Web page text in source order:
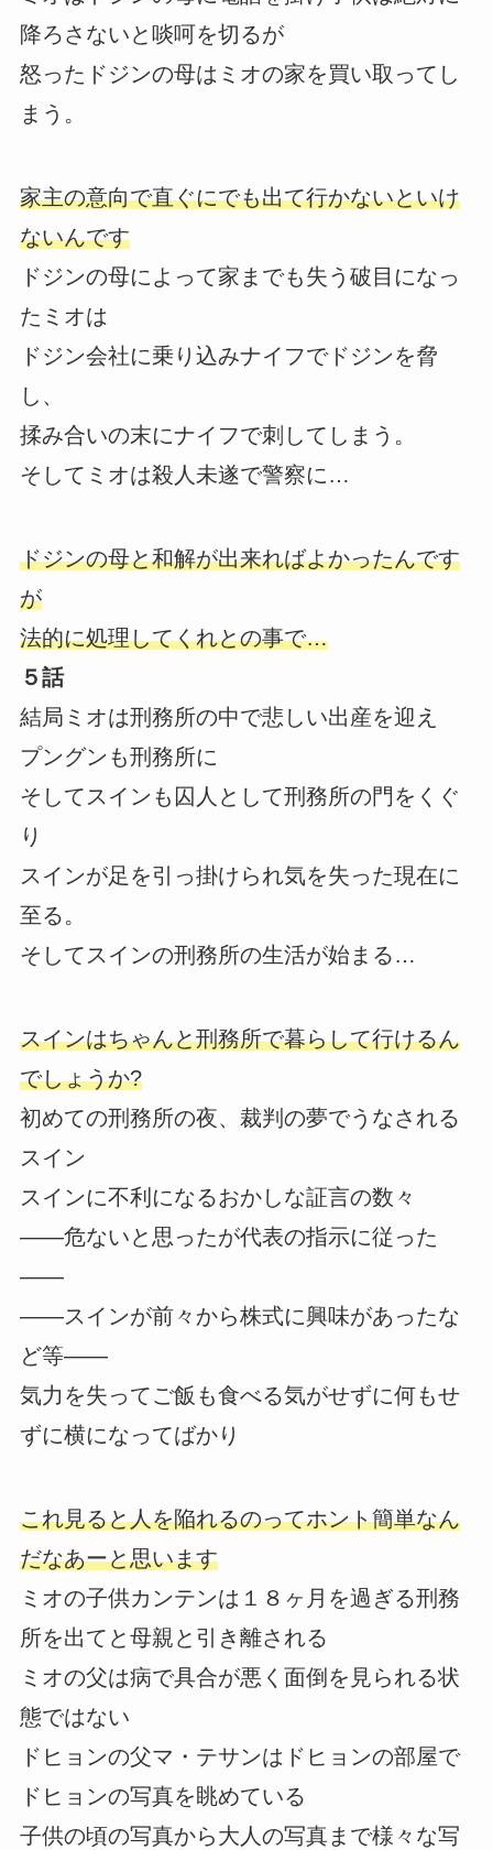
降ろさないと啖呵を切るが
怒ったドジンの母はミオの家を買い取ってし
まう。
家主の意向で直ぐにでも出て行かないといけ
ないんです
ドジンの母によって家までも失う破目になっ
たミオは
ドジン会社に乗り込みナイフでドジンを脅
し、
揉み合いの末にナイフで刺してしまう。
そしてミオは殺人未遂で警察に…
ドジンの母と和解が出来ればよかったんです
が
法的に処理してくれとの事で…
５話
結局ミオは刑務所の中で悲しい出産を迎え
プングンも刑務所に
そしてスインも囚人として刑務所の門をくぐ
り
スインが足を引っ掛けられ気を失った現在に
至る。
そしてスインの刑務所の生活が始まる…
スインはちゃんと刑務所で暮らして行けるん
でしょうか?
初めての刑務所の夜、裁判の夢でうなされる
スイン
スインに不利になるおかしな証言の数々
――危ないと思ったが代表の指示に従った
――
――スインが前々から株式に興味があったな
ど等――
気力を失ってご飯も食べる気がせずに何もせ
ずに横になってばかり
これ見ると人を陥れるのってホント簡単なん
だなあーと思います
ミオの子供カンテンは１８ヶ月を過ぎる刑務
所を出てと母親と引き離される
ミオの父は病で具合が悪く面倒を見られる状
態ではない
ドヒョンの父マ・テサンはドヒョンの部屋で
ドヒョンの写真を眺めている
子供の頃の写真から大人の写真まで様々な写